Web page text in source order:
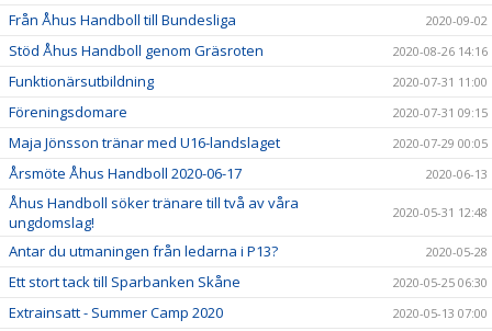
Från Åhus Handboll till Bundesliga 2020-09-02
Stöd Åhus Handboll genom Gräsroten 2020-08-26 14:16
Funktionärsutbildning 2020-07-31 11:00
Föreningsdomare 2020-07-31 09:15
Maja Jönsson tränar med U16-landslaget 2020-07-29 00:05
Årsmöte Åhus Handboll 2020-06-17 2020-06-13
Åhus Handboll söker tränare till två av våra
ungdomslag!
2020-05-31 12:48
Antar du utmaningen från ledarna i P13? 2020-05-28
Ett stort tack till Sparbanken Skåne 2020-05-25 06:30
Extrainsatt - Summer Camp 2020 2020-05-13 07:00